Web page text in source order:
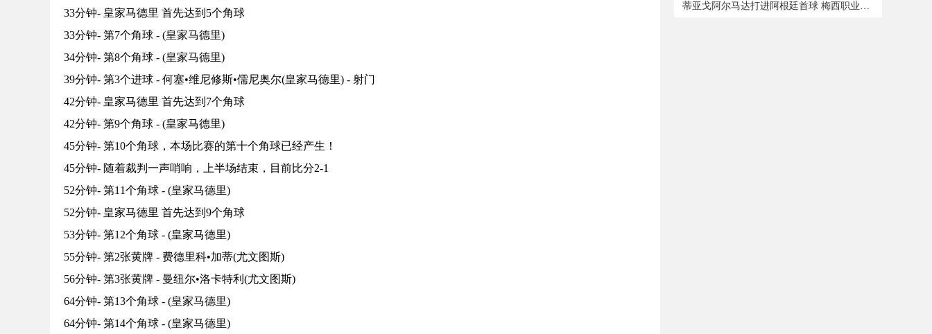
33分钟- 皇家马德里 首先达到5个角球
33分钟- 第7个角球 - (皇家马德里)
34分钟- 第8个角球 - (皇家马德里)
39分钟- 第3个进球 - 何塞•维尼修斯•儒尼奥尔(皇家马德里) - 射门
42分钟- 皇家马德里 首先达到7个角球
42分钟- 第9个角球 - (皇家马德里)
45分钟- 第10个角球，本场比赛的第十个角球已经产生！
45分钟- 随着裁判一声哨响，上半场结束，目前比分2-1
52分钟- 第11个角球 - (皇家马德里)
52分钟- 皇家马德里 首先达到9个角球
53分钟- 第12个角球 - (皇家马德里)
55分钟- 第2张黄牌 - 费德里科•加蒂(尤文图斯)
56分钟- 第3张黄牌 - 曼纽尔•洛卡特利(尤文图斯)
64分钟- 第13个角球 - (皇家马德里)
64分钟- 第14个角球 - (皇家马德里)
蒂亚戈阿尔马达打进阿根廷首球 梅西职业生涯第800球